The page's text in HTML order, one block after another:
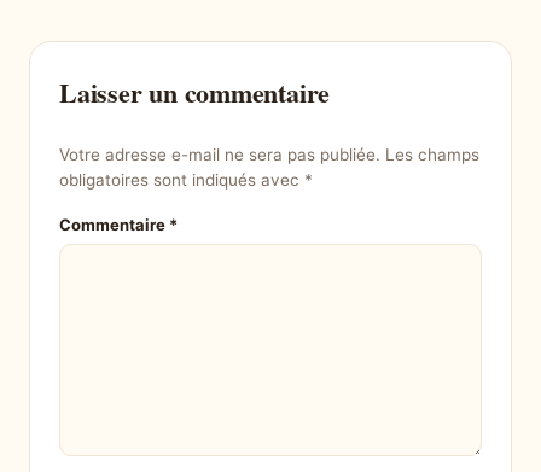
Laisser un commentaire
Votre adresse e-mail ne sera pas publiée. Les champs
obligatoires sont indiqués avec *
Commentaire *